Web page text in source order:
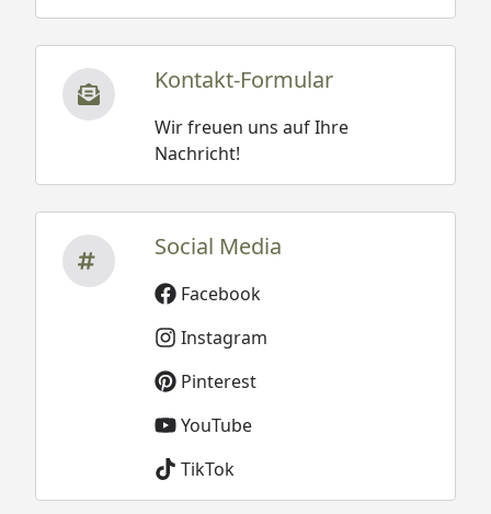
Kontakt-Formular
Wir freuen uns auf Ihre
Nachricht!
Social Media
Facebook
Instagram
Pinterest
YouTube
TikTok